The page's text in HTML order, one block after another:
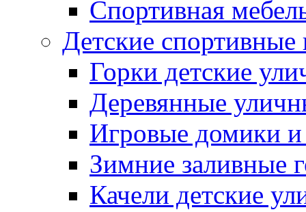
Спортивная
Детские
Горки детские
Деревянные
Игровые домики и
Зимние заливные
Качели детские